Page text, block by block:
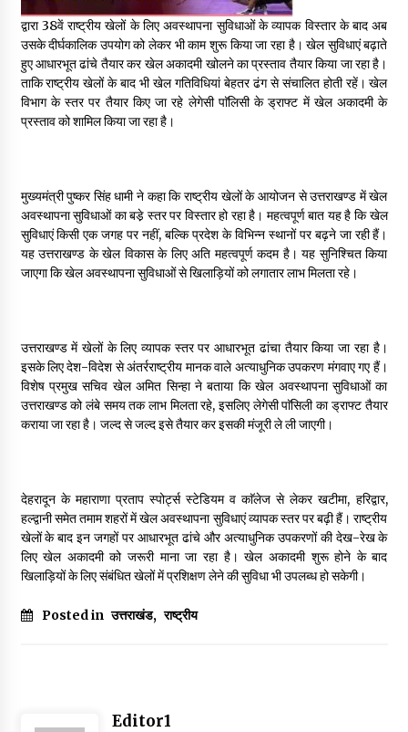
Thought Of The Day 13 May
May 13, 2022
Thought Of The Day 11 May
May 11, 2022
Thought Of The Day 9 May
May 9, 2022
द्वारा 38वें राष्ट्रीय खेलों के लिए अवस्थापना सुविधाओं के व्यापक विस्तार के बाद अब
उसके दीर्घकालिक उपयोग को लेकर भी काम शुरू किया जा रहा है। खेल सुविधाएं बढ़ाते
हुए आधारभूत ढांचे तैयार कर खेल अकादमी खोलने का प्रस्ताव तैयार किया जा रहा है।
ताकि राष्ट्रीय खेलों के बाद भी खेल गतिविधियां बेहतर ढंग से संचालित होती रहें। खेल
विभाग के स्तर पर तैयार किए जा रहे लेगेसी पाॅलिसी के ड्राफ्ट में खेल अकादमी के
प्रस्ताव को शामिल किया जा रहा है।
मुख्यमंत्री पुष्कर सिंह धामी ने कहा कि राष्ट्रीय खेलों के आयोजन से उत्तराखण्ड में खेल
अवस्थापना सुविधाओं का बडे़ स्तर पर विस्तार हो रहा है। महत्वपूर्ण बात यह है कि खेल
सुविधाएं किसी एक जगह पर नहीं, बल्कि प्रदेश के विभिन्न स्थानों पर बढ़ने जा रही हैं।
यह उत्तराखण्ड के खेल विकास के लिए अति महत्वपूर्ण कदम है। यह सुनिश्चित किया
जाएगा कि खेल अवस्थापना सुविधाओं से खिलाड़ियों को लगातार लाभ मिलता रहे।
उत्तराखण्ड में खेलों के लिए व्यापक स्तर पर आधारभूत ढांचा तैयार किया जा रहा है।
इसके लिए देश-विदेश से अंतर्रराष्ट्रीय मानक वाले अत्याधुनिक उपकरण मंगवाए गए हैं।
विशेष प्रमुख सचिव खेल अमित सिन्हा ने बताया कि खेल अवस्थापना सुविधाओं का
उत्तराखण्ड को लंबे समय तक लाभ मिलता रहे, इसलिए लेगेसी पाॅसिली का ड्राफ्ट तैयार
कराया जा रहा है। जल्द से जल्द इसे तैयार कर इसकी मंजूरी ले ली जाएगी।
देहरादून के महाराणा प्रताप स्पोर्ट्स स्टेडियम व काॅलेज से लेकर खटीमा, हरिद्वार,
हल्द्वानी समेत तमाम शहरों में खेल अवस्थापना सुविधाएं व्यापक स्तर पर बढ़ी हैं। राष्ट्रीय
खेलों के बाद इन जगहों पर आधारभूत ढांचे और अत्याधुनिक उपकरणों की देख-रेख के
लिए खेल अकादमी को जरूरी माना जा रहा है। खेल अकादमी शुरू होने के बाद
खिलाड़ियों के लिए संबंधित खेलों में प्रशिक्षण लेने की सुविधा भी उपलब्ध हो सकेगी।
Posted in उत्तराखंड, राष्ट्रीय
Editor1